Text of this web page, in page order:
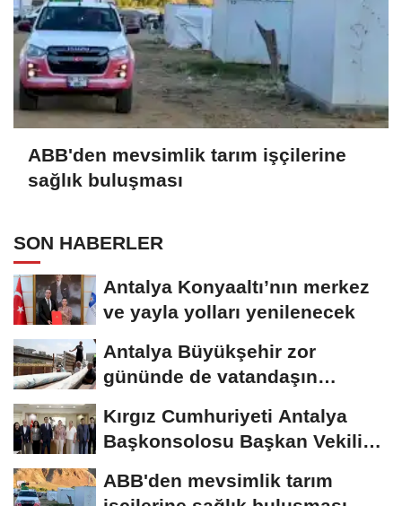
ABB'den mevsimlik tarım işçilerine
sağlık buluşması
SON HABERLER
Antalya Konyaaltı’nın merkez
ve yayla yolları yenilenecek
Antalya Büyükşehir zor
gününde de vatandaşın
Kırgız Cumhuriyeti Antalya
Başkonsolosu Başkan Vekili
ABB'den mevsimlik tarım